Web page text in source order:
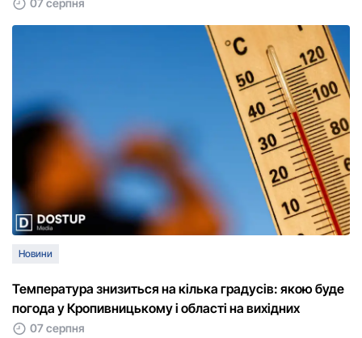
Новини
Температура знизиться на кілька градусів: якою буде
погода у Кропивницькому і області на вихідних
07 серпня